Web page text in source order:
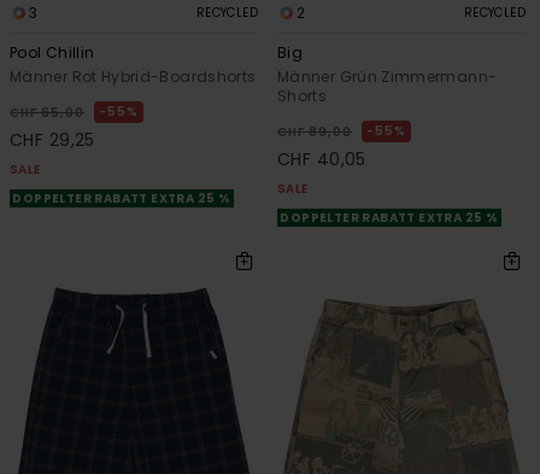
3 RECYCLED
Pool Chillin
Männer Rot Hybrid-Boardshorts
CHF 65,00 55%
CHF 29,25
SALE
DOPPELTER RABATT EXTRA 25 %
2 RECYCLED
Big
Männer Grün Zimmermann-
Shorts
CHF 89,00 55%
CHF 40,05
SALE
DOPPELTER RABATT EXTRA 25 %